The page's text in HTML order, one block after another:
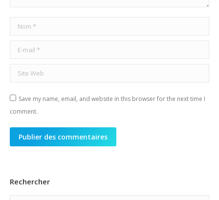
Nom *
E-mail *
Site Web
Save my name, email, and website in this browser for the next time I
comment.
Publier des commentaires
Rechercher